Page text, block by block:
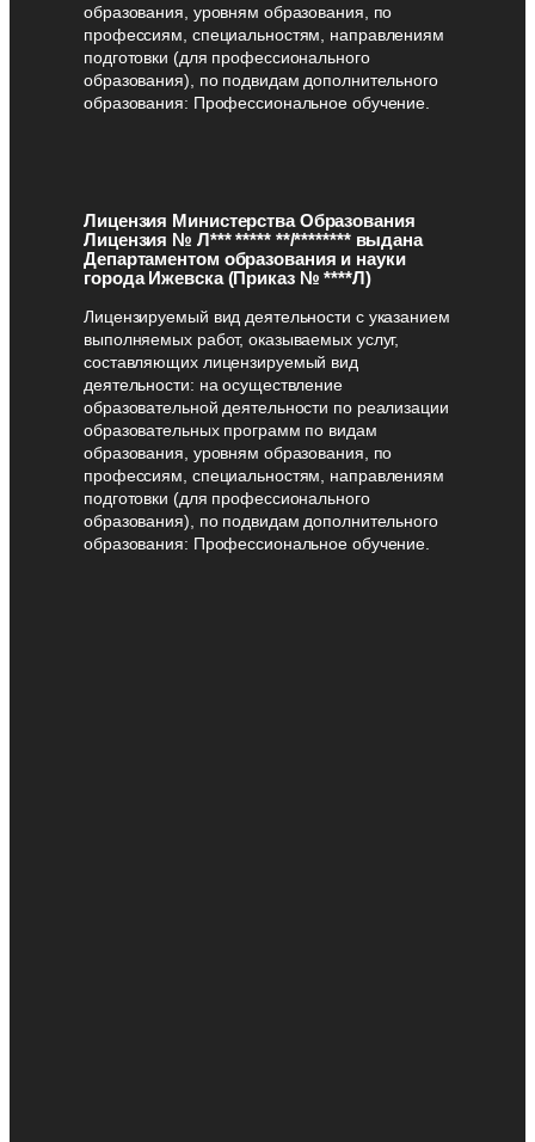
образования, уровням образования, по
профессиям, специальностям, направлениям
подготовки (для профессионального
образования), по подвидам дополнительного
образования: Профессиональное обучение.
Лицензия Министерства Образования
Лицензия № Л*** ***** **/******** выдана
Департаментом образования и науки
города Ижевска (Приказ № ****Л)
Лицензируемый вид деятельности с указанием
выполняемых работ, оказываемых услуг,
составляющих лицензируемый вид
деятельности: на осуществление
образовательной деятельности по реализации
образовательных программ по видам
образования, уровням образования, по
профессиям, специальностям, направлениям
подготовки (для профессионального
образования), по подвидам дополнительного
образования: Профессиональное обучение.